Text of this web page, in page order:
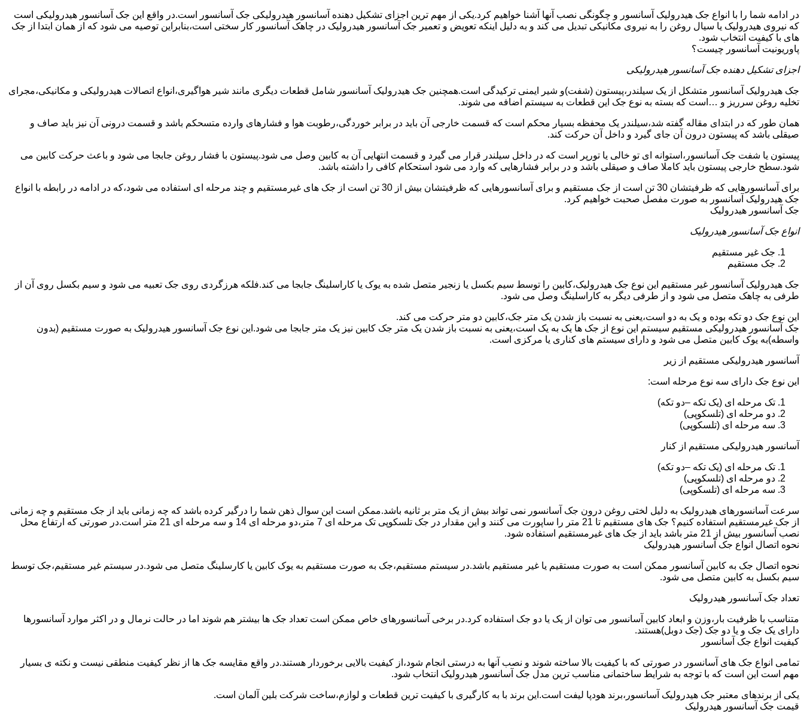
در ادامه شما را با انواع جک هیدرولیک آسانسور و چگونگی نصب آنها آشنا خواهیم کرد.یکی از مهم ترین اجزای تشکیل دهنده آسانسور هیدرولیکی جک آسانسور است.در واقع این جک آسانسور هیدرولیکی است
که نیروی هیدرولیک یا سیال روغن را به نیروی مکانیکی تبدیل می کند و به دلیل اینکه تعویض و تعمیر جک آسانسور هیدرولیک در چاهک آسانسور کار سختی است،بنابراین توصیه می شود که از همان ابتدا از جک
های با کیفیت انتخاب شود.
پاوریونیت آسانسور چیست؟
اجزای تشکیل دهنده جک آسانسور هیدرولیکی
جک هیدرولیک آسانسور متشکل از یک سیلندر،پیستون (شفت)و شیر ایمنی ترکیدگی است.همچنین جک هیدرولیک آسانسور شامل قطعات دیگری مانند شیر هواگیری،انواع اتصالات هیدرولیکی و مکانیکی،مجرای
تخلیه روغن سرریز و …است که بسته به نوع جک این قطعات به سیستم اضافه می شوند.
همان طور که در ابتدای مقاله گفته شد،سیلندر یک محفظه بسیار محکم است که قسمت خارجی آن باید در برابر خوردگی،رطوبت هوا و فشارهای وارده متسحکم باشد و قسمت درونی آن نیز باید صاف و
صیقلی باشد که پیستون درون آن جای گیرد و داخل آن حرکت کند.
پیستون یا شفت جک آسانسور،استوانه ای تو خالی یا تورپر است که در داخل سیلندر قرار می گیرد و قسمت انتهایی آن به کابین وصل می شود.پیستون با فشار روغن جابجا می شود و باعث حرکت کابین می
شود.سطح خارجی پیستون باید کاملا صاف و صیقلی باشد و در برابر فشارهایی که وارد می شود استحکام کافی را داشته باشد.
برای آسانسورهایی که ظرفیتشان 30 تن است از جک مستقیم و برای آسانسورهایی که ظرفیتشان بیش از 30 تن است از جک های غیرمستقیم و چند مرحله ای استفاده می شود،که در ادامه در رابطه با انواع
جک هیدرولیک آسانسور به صورت مفصل صحبت خواهیم کرد.
جک آسانسور هیدرولیک
انواع جک آسانسور هیدرولیک
جک غیر مستقیم
جک مستقیم
جک هیدرولیک آسانسور غیر مستقیم این نوع جک هیدرولیک،کابین را توسط سیم بکسل یا زنجیر متصل شده به یوک یا کاراسلینگ جابجا می کند.فلکه هرزگردی روی جک تعبیه می شود و سیم بکسل روی آن از
طرفی به چاهک متصل می شود و از طرفی دیگر به کاراسلینگ وصل می شود.
این نوع جک دو تکه بوده و یک به دو است،یعنی به نسبت باز شدن یک متر جک،کابین دو متر حرکت می کند.
جک آسانسور هیدرولیکی مستقیم سیستم این نوع از جک ها یک به یک است،یعنی به نسبت باز شدن یک متر جک کابین نیز یک متر جابجا می شود.این نوع جک آسانسور هیدرولیک به صورت مستقیم (بدون
واسطه)به یوک کابین متصل می شود و دارای سیستم های کناری یا مرکزی است.
آسانسور هیدرولیکی مستقیم از زیر
این نوع جک دارای سه نوع مرحله است:
تک مرحله ای (یک تکه –دو تکه)
دو مرحله ای (تلسکوپی)
سه مرحله ای (تلسکوپی)
آسانسور هیدرولیکی مستقیم از کنار
تک مرحله ای (یک تکه –دو تکه)
دو مرحله ای (تلسکوپی)
سه مرحله ای (تلسکوپی)
سرعت آسانسورهای هیدرولیک به دلیل لختی روغن درون جک آسانسور نمی تواند بیش از یک متر بر ثانیه باشد.ممکن است این سوال ذهن شما را درگیر کرده باشد که چه زمانی باید از جک مستقیم و چه زمانی
از جک غیرمستقیم استفاده کنیم؟ جک های مستقیم تا 21 متر را ساپورت می کنند و این مقدار در جک تلسکوپی تک مرحله ای 7 متر،دو مرحله ای 14 و سه مرحله ای 21 متر است.در صورتی که ارتفاع محل
نصب آسانسور بیش از 21 متر باشد باید از جک های غیرمستقیم استفاده شود.
نحوه اتصال انواع جک آسانسور هیدرولیک
نحوه اتصال جک به کابین آسانسور ممکن است به صورت مستقیم یا غیر مستقیم باشد.در سیستم مستقیم،جک به صورت مستقیم به یوک کابین یا کارسلینگ متصل می شود.در سیستم غیر مستقیم،جک توسط
سیم بکسل به کابین متصل می شود.
تعداد جک آسانسور هیدرولیک
متناسب با ظرفیت بار،وزن و ابعاد کابین آسانسور می توان از یک یا دو جک استفاده کرد.در برخی آسانسورهای خاص ممکن است تعداد جک ها بیشتر هم شوند اما در حالت نرمال و در اکثر موارد آسانسورها
دارای یک جک و یا دو جک (جک دوبل)هستند.
کیفیت انواع جک آسانسور
تمامی انواع جک های آسانسور در صورتی که با کیفیت بالا ساخته شوند و نصب آنها به درستی انجام شود،از کیفیت بالایی برخوردار هستند.در واقع مقایسه جک ها از نظر کیفیت منطقی نیست و نکته ی بسیار
مهم است این است که با توجه به شرایط ساختمانی مناسب ترین مدل جک آسانسور هیدرولیک انتخاب شود.
یکی از برندهای معتبر جک هیدرولیک آسانسور،برند هودپا لیفت است.این برند با به کارگیری با کیفیت ترین قطعات و لوازم،ساخت شرکت بلین آلمان است.
قیمت جک آسانسور هیدرولیک